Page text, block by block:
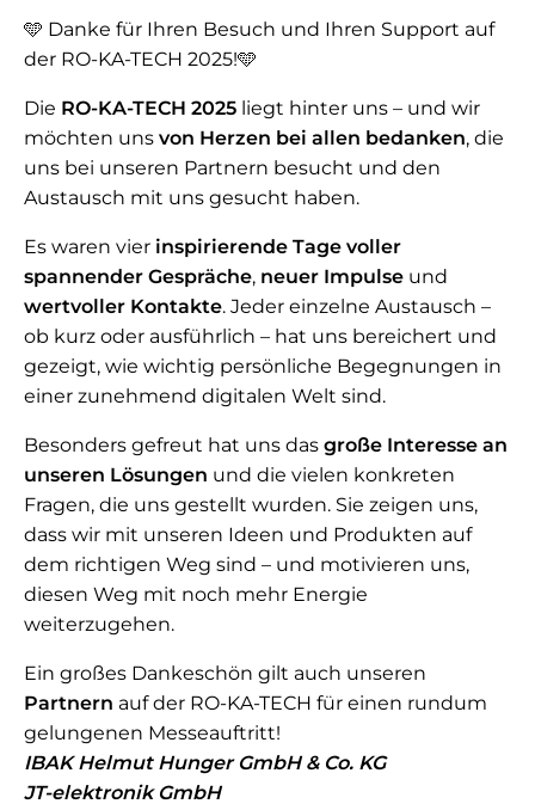
🩵 Danke für Ihren Besuch und Ihren Support auf
der RO-KA-TECH 2025!🩵
Die RO-KA-TECH 2025 liegt hinter uns – und wir
möchten uns von Herzen bei allen bedanken, die
uns bei unseren Partnern besucht und den
Austausch mit uns gesucht haben.
Es waren vier inspirierende Tage voller
spannender Gespräche, neuer Impulse und
wertvoller Kontakte. Jeder einzelne Austausch –
ob kurz oder ausführlich – hat uns bereichert und
gezeigt, wie wichtig persönliche Begegnungen in
einer zunehmend digitalen Welt sind.
Besonders gefreut hat uns das große Interesse an
unseren Lösungen und die vielen konkreten
Fragen, die uns gestellt wurden. Sie zeigen uns,
dass wir mit unseren Ideen und Produkten auf
dem richtigen Weg sind – und motivieren uns,
diesen Weg mit noch mehr Energie
weiterzugehen.
Ein großes Dankeschön gilt auch unseren
Partnern auf der RO-KA-TECH für einen rundum
gelungenen Messeauftritt!
IBAK Helmut Hunger GmbH & Co. KG
JT-elektronik GmbH